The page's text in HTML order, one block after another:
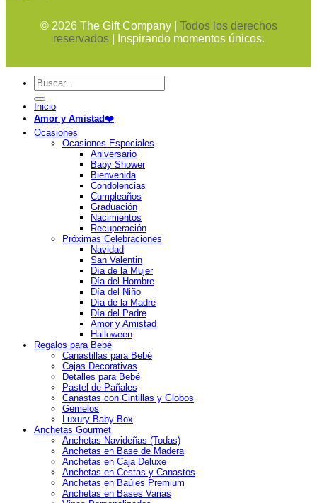
© 2026The Gift Company | Todos los derechos
reservados
| Inspirando momentos únicos.
Buscar
por:
Inicio
Amor y Amistad❤️
Ocasiones
Ocasiones Especiales
Aniversario
Baby Shower
Bienvenida
Condolencias
Cumpleaños
Graduación
Nacimientos
Recuperación
Próximas Celebraciones
Navidad
San Valentin
Día de la Mujer
Día del Hombre
Día del Niño
Día de la Madre
Día del Padre
Amor y Amistad
Halloween
Regalos para Bebé
Canastillas para Bebé
Cajas Decorativas
Detalles para Bebé
Pastel de Pañales
Canastas con Cintillas y Globos
Gemelos
Luxury Baby Box
Anchetas Gourmet
Anchetas Navideñas (Todas)
Anchetas en Base de Madera
Anchetas en Caja Deluxe
Anchetas en Cestas y Canastos
Anchetas en Baúles Premium
Anchetas en Bases Varias